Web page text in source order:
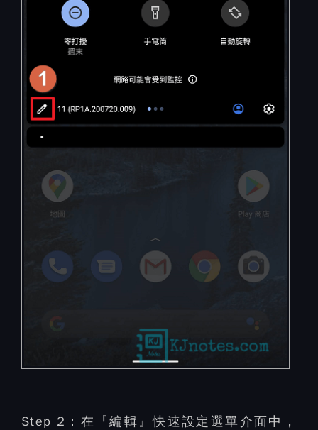
Step 2： 在『編輯』快速設定選單介面中，